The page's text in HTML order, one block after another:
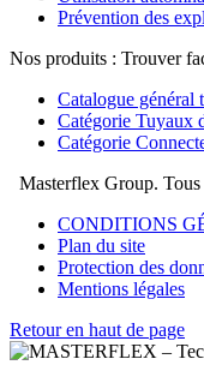
Prévention des
Nos produits : Trouver
Catalogue général
Catégorie Tuyaux
Catégorie
Masterflex Group. Tous
CONDITIONS
Plan du site
Protection des
Mentions légales
Retour en haut de page